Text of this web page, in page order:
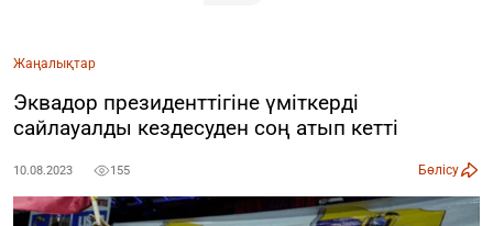
Жаңалықтар
Эквадор президенттігіне үміткерді
сайлауалды кездесуден соң атып кетті
10.08.2023 155 Бөлісу